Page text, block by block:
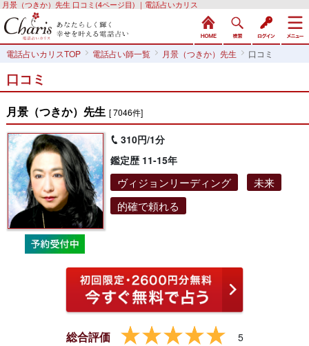
月景（つきか）先生 口コミ(4ページ目) ｜電話占いカリス
電話占いカリスTOP 電話占い師一覧 月景（つきか）先生 口コミ
口コミ
月景（つきか）先生 [ 7046件]
310円/1分
鑑定歴 11-15年
ヴィジョンリーディング
未来
的確で頼れる
総合評価 5